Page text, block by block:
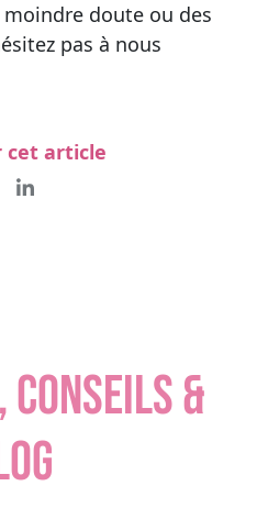
moindre doute ou des
pas à nous
cet article
CONSEILS &